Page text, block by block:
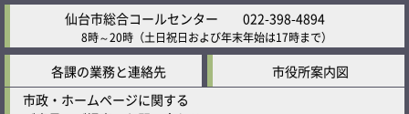
仙台市総合コールセンター 022-398-4894
8時～20時 （土日祝日および年末年始は17時まで）
各課の業務と連絡先
市役所案内図
市政・ホームページに関する